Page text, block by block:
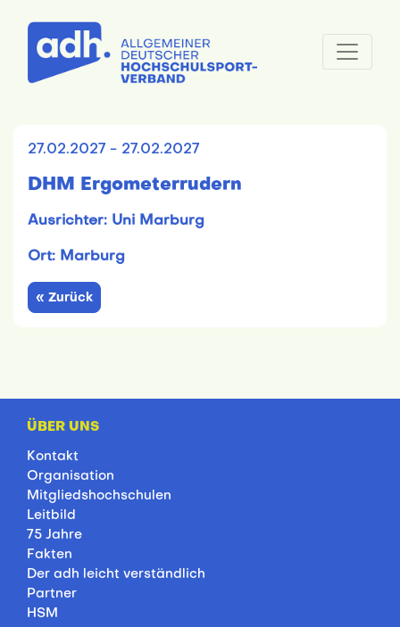
27.02.2027 - 27.02.2027
DHM Ergometerrudern
Ausrichter: Uni Marburg
Ort: Marburg
« Zurück
ÜBER UNS
Kontakt
Organisation
Mitgliedshochschulen
Leitbild
75 Jahre
Fakten
Der adh leicht verständlich
Partner
HSM